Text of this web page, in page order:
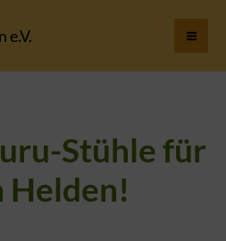
e.V.
Stühle für
Helden!